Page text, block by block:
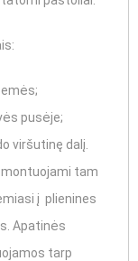
pusėje;
viršutinę dalį.
tam
į plienines
Apatinės
tarp